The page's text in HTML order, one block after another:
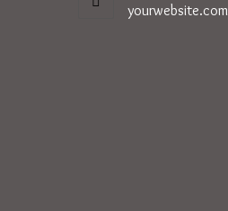
yourwebsite.com